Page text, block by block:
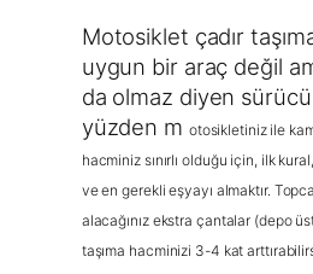
Motosiklet çadır
uygun bir araç değil
da olmaz diyen
yüzden m otosikletiniz ile
hacminiz sınırlı olduğu için, ilk
ve en gerekli eşyayı almaktır.
alacağınız ekstra çantalar (depo
taşıma hacminizi 3-4 kat